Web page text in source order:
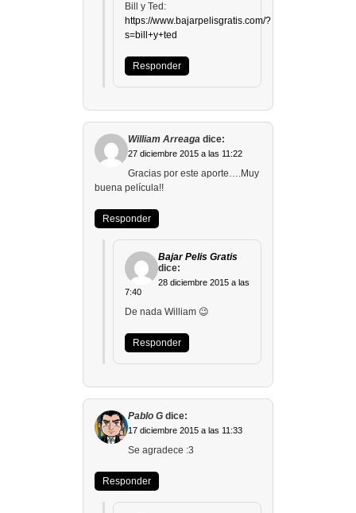
Bill y Ted:
https://www.bajarpelisgratis.com/?
s=bill+y+ted
Responder
William Arreaga dice:
27 diciembre 2015 a las 11:22
Gracias por este aporte….Muy
buena película!!
Responder
Bajar Pelis Gratis
dice:
28 diciembre 2015 a las
7:40
De nada William 😉
Responder
Pablo G dice:
17 diciembre 2015 a las 11:33
Se agradece :3
Responder